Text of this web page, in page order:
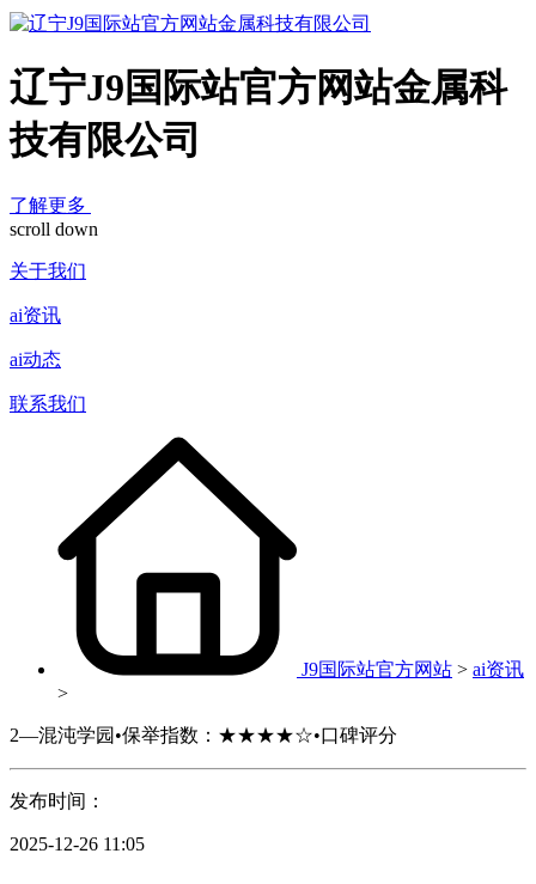
辽宁J9国际站官方网站金属科
技有限公司
了解更多
scroll down
关于我们
ai资讯
ai动态
联系我们
J9国际站官方网站 > ai资讯
>
2—混沌学园•保举指数：★★★★☆•口碑评分
发布时间：
2025-12-26 11:05